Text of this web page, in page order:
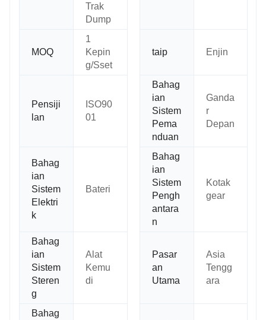
Trak
Dump
MOQ
1
Kepin
g/Sset
taip Enjin
Pensiji
lan
ISO90
01
Bahag
ian
Sistem
Pema
nduan
Ganda
r
Depan
Bahag
ian
Sistem
Elektri
k
Bateri
Bahag
ian
Sistem
Pengh
antara
n
Kotak
gear
Bahag
ian
Sistem
Steren
g
Alat
Kemu
di
Pasar
an
Utama
Asia
Tengg
ara
Bahag